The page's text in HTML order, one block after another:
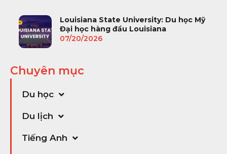
Louisiana State University: Du học Mỹ
Đại học hàng đầu Louisiana
07/20/2026
Chuyên mục
Du học
Du lịch
Tiếng Anh